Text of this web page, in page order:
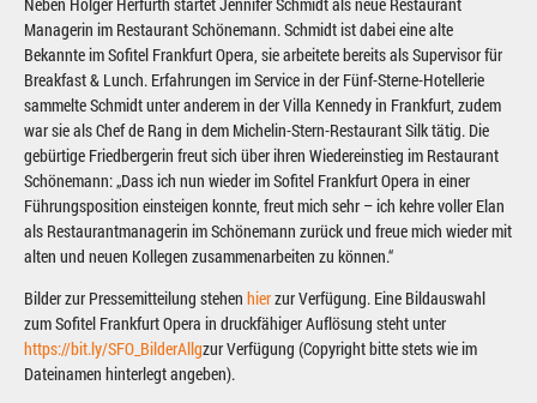
Managerin im Restaurant Schönemann. Schmidt ist dabei eine alte
Bekannte im Sofitel Frankfurt Opera, sie arbeitete bereits als Supervisor für
Breakfast & Lunch. Erfahrungen im Service in der Fünf-Sterne-Hotellerie
sammelte Schmidt unter anderem in der Villa Kennedy in Frankfurt, zudem
war sie als Chef de Rang in dem Michelin-Stern-Restaurant Silk tätig. Die
gebürtige Friedbergerin freut sich über ihren Wiedereinstieg im Restaurant
Schönemann: „Dass ich nun wieder im Sofitel Frankfurt Opera in einer
Führungsposition einsteigen konnte, freut mich sehr – ich kehre voller Elan
als Restaurantmanagerin im Schönemann zurück und freue mich wieder mit
alten und neuen Kollegen zusammenarbeiten zu können.“
Bilder zur Pressemitteilung stehen hierzur Verfügung. Eine Bildauswahl
zum Sofitel Frankfurt Opera in druckfähiger Auflösung steht unter
https://bit.ly/SFO_BilderAllgzur Verfügung (Copyright bitte stets wie im
Dateinamen hinterlegt angeben).